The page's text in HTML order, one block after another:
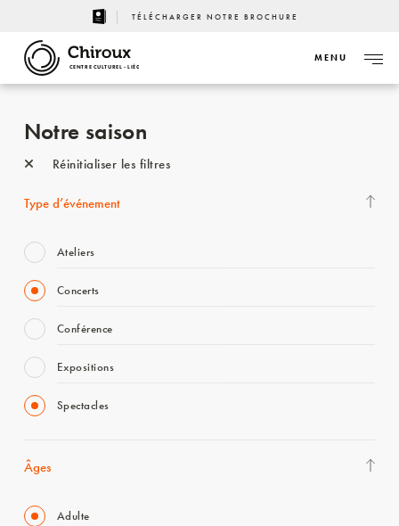
TÉLÉCHARGER NOTRE BROCHURE
CENTRE CULTUREL - LIÈGE
MENU
Notre saison
Réinitialiser les filtres
Type d’événement
Ateliers
Concerts
Conférence
Expositions
Spectacles
Âges
Adulte